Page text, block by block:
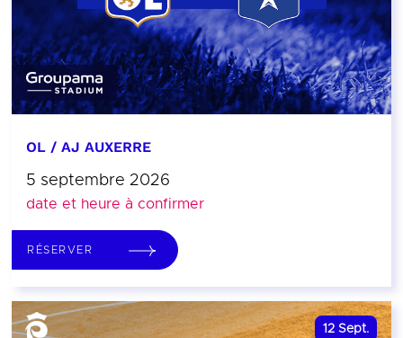
OL / AJ AUXERRE
5 septembre 2026
date et heure à confirmer
RÉSERVER
12 Sept.